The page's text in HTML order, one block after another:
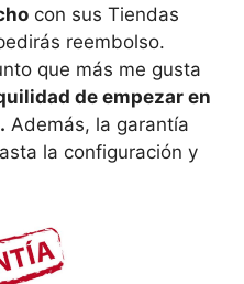
con sus Tiendas
reembolso.
que más me gusta
de empezar en
Además, la garantía
la configuración y